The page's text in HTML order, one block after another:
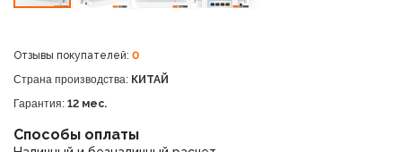
Отзывы покупателей: 0
Страна производства: КИТАЙ
Гарантия: 12 мес.
Способы оплаты